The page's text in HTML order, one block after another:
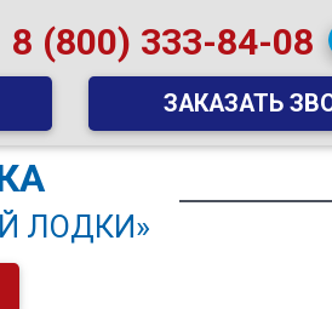
8 (800) 333-84-08
ЗАКАЗАТЬ
ЛОДКИ»